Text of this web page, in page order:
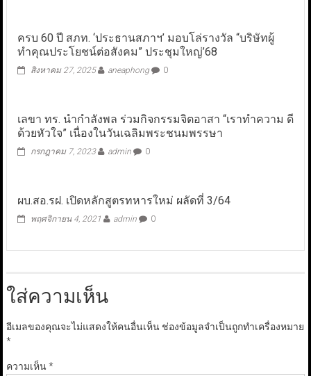
ครบ 60 ปี สภท. ‘ประธานสภาฯ’ มอบโล่รางวัล “บริษัทผู้
ทำคุณประโยชน์ต่อสังคม” ประชุมใหญ่’68
สิงหาคม 27, 2025 aneaphong 0
เลขา ทร. นำกำลังพล ร่วมกิจกรรมจิตอาสา “เราทำความ ดี
ด้วยหัวใจ” เนื่องในวันเฉลิมพระชนมพรรษา
กรกฎาคม 7, 2023 admin 0
ผบ.สอ.รฝ. เปิดหลักสูตรทหารใหม่ ผลัดที่ 3/64
พฤศจิกายน 4, 2021 admin 0
ใส่ความเห็น
อีเมลของคุณจะไม่แสดงให้คนอื่นเห็น ช่องข้อมูลจำเป็นถูกทำเครื่องหมาย
*
ความเห็น*